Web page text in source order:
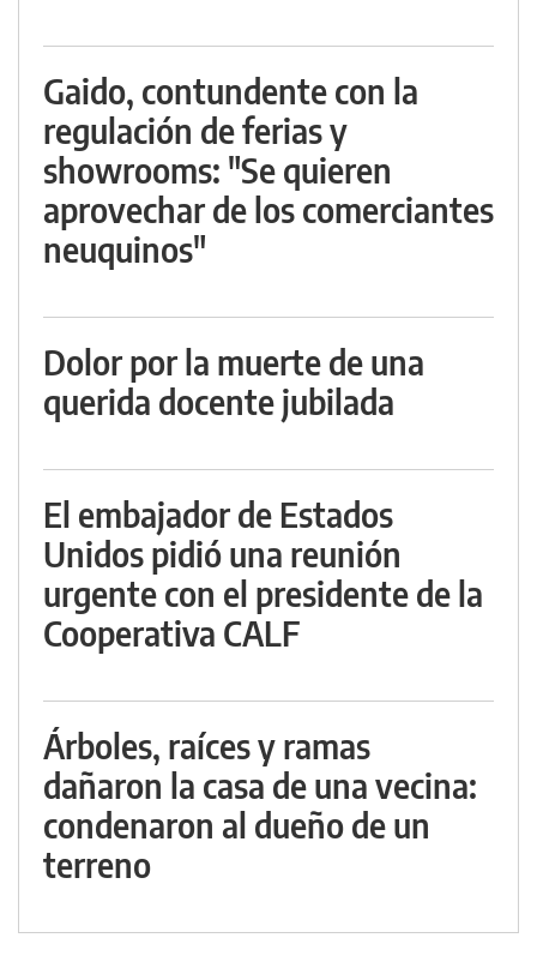
Gaido, contundente con la
regulación de ferias y
showrooms: "Se quieren
aprovechar de los comerciantes
neuquinos"
Dolor por la muerte de una
querida docente jubilada
El embajador de Estados
Unidos pidió una reunión
urgente con el presidente de la
Cooperativa CALF
Árboles, raíces y ramas
dañaron la casa de una vecina:
condenaron al dueño de un
terreno